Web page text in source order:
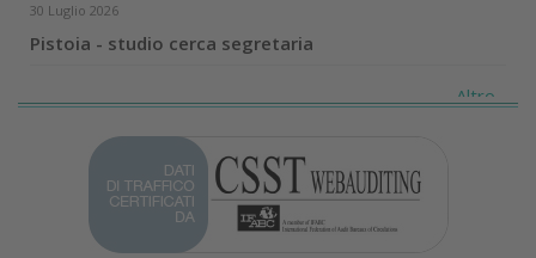
30 Luglio 2026
Pistoia - studio cerca segretaria
Altro...